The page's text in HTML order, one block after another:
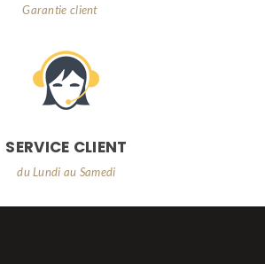
Garantie client
SERVICE CLIENT
du Lundi au Samedi